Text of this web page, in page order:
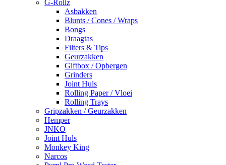
G-Rollz
Asbakken
Blunts / Cones / Wraps
Bongs
Draagtas
Filters & Tips
Geurzakken
Giftbox / Opbergen
Grinders
Joint Huls
Rolling Paper / Vloei
Rolling Trays
Gripzakken / Geurzakken
Hemper
JNKO
Joint Huls
Monkey King
Narcos